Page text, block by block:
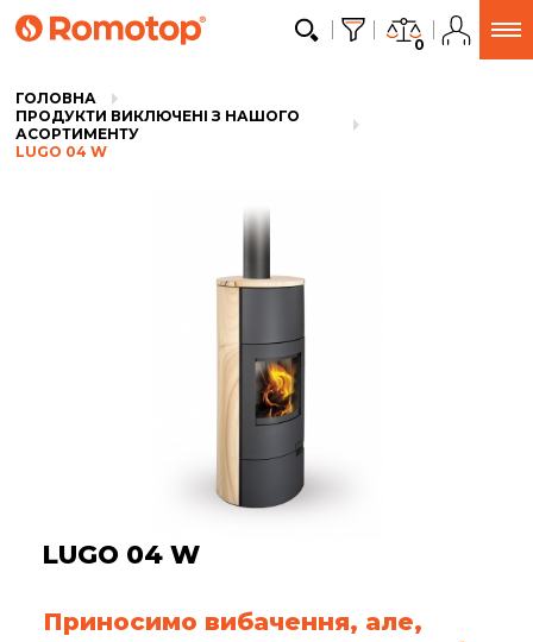
0
ГОЛОВНА
ПРОДУКТИ ВИКЛЮЧЕНІ З НАШОГО
АСОРТИМЕНТУ
LUGO 04 W
LUGO 04 W
Приносимо вибачення, але,